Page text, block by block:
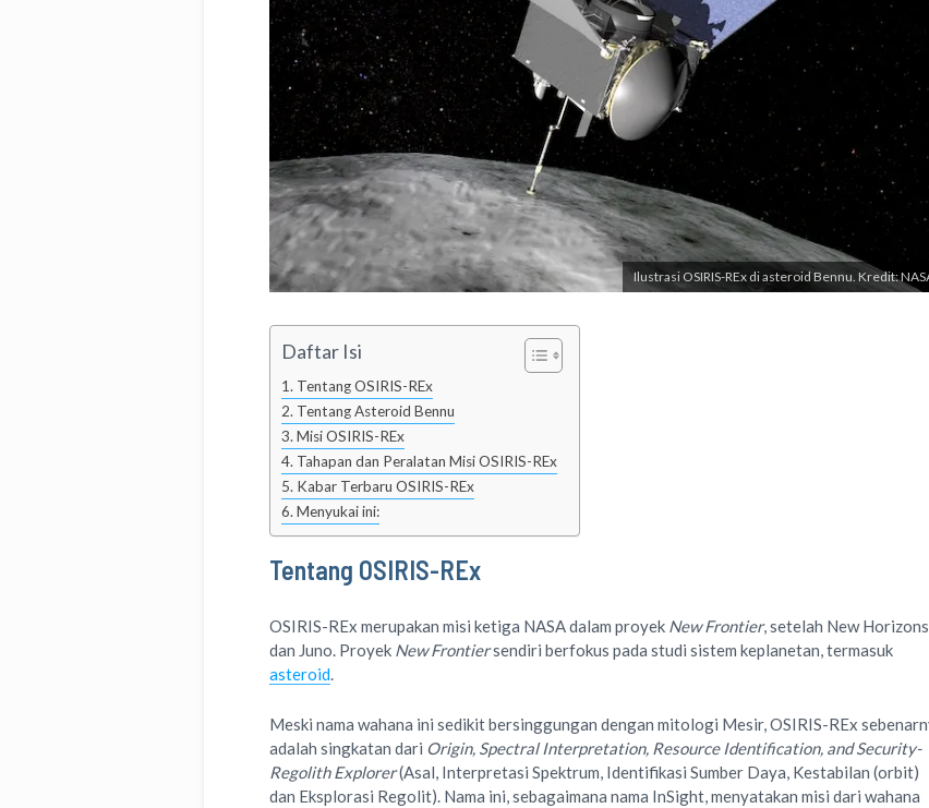
Ilustrasi OSIRIS-REx di asteroid Bennu. Kredit:
Daftar Isi
Tentang OSIRIS-REx
Tentang Asteroid Bennu
Misi OSIRIS-REx
Tahapan dan Peralatan Misi OSIRIS-REx
Kabar Terbaru OSIRIS-REx
Menyukai ini:
Tentang OSIRIS-REx
OSIRIS-REx merupakan misi ketiga NASA dalam proyek New Frontier, setelah New Horizons
dan Juno. Proyek New Frontiersendiri berfokus pada studi sistem keplanetan, termasuk
asteroid.
Meski nama wahana ini sedikit bersinggungan dengan mitologi Mesir, OSIRIS-REx
adalah singkatan dari Origin, Spectral Interpretation, Resource Identification, and Security-
Regolith Explorer(Asal, Interpretasi Spektrum, Identifikasi Sumber Daya, Kestabilan (orbit)
dan Eksplorasi Regolit). Nama ini, sebagaimana nama InSight, menyatakan misi dari wahana